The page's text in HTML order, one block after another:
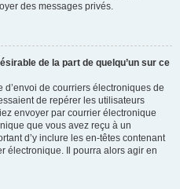
des messages privés.
de la part de quelqu’un sur ce
d’envoi de courriers électroniques de
de repérer les utilisateurs
envoyer par courrier électronique
que vous avez reçu à un
d’y inclure les en-têtes contenant
électronique. Il pourra alors agir en